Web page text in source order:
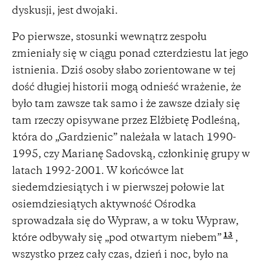
dyskusji, jest dwojaki.
Po pierwsze, stosunki wewnątrz zespołu
zmieniały się w ciągu ponad czterdziestu lat jego
istnienia. Dziś osoby słabo zorientowane w tej
dość długiej historii mogą odnieść wrażenie, że
było tam zawsze tak samo i że zawsze działy się
tam rzeczy opisywane przez Elżbietę Podleśną,
która do „Gardzienic” należała w latach 1990-
1995, czy Marianę Sadovską, członkinię grupy w
latach 1992-2001. W końcówce lat
siedemdziesiątych i w pierwszej połowie lat
osiemdziesiątych aktywność Ośrodka
sprowadzała się do Wypraw, a w toku Wypraw,
które odbywały się „pod otwartym niebem” 13 ,
wszystko przez cały czas, dzień i noc, było na